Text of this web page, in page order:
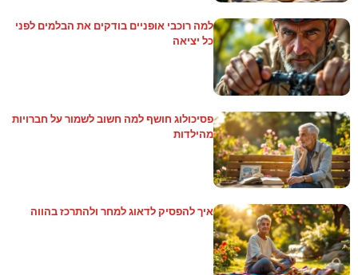
למה רוכבי אופניים בודקים את הבלמים לפני
כל יציאה
פסיכולוג חושף למה חשוב לשמור על חברויות
מהילדות
איך להפסיק לדאוג למחר ולהתרכז בהווה